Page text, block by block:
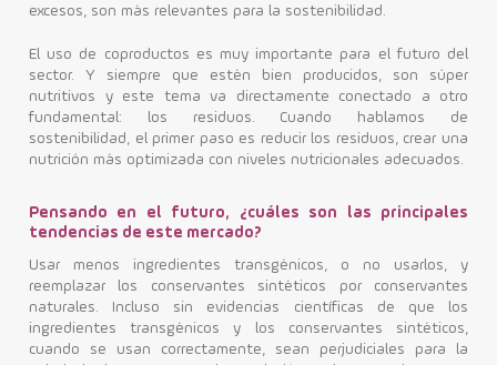
excesos, son más relevantes para la sostenibilidad.
El uso de coproductos es muy importante para el futuro del
sector. Y siempre que estén bien producidos, son súper
nutritivos y este tema va directamente conectado a otro
fundamental: los residuos. Cuando hablamos de
sostenibilidad, el primer paso es reducir los residuos, crear una
nutrición más optimizada con niveles nutricionales adecuados.
Pensando en el futuro, ¿cuáles son las principales
tendencias de este mercado?
Usar menos ingredientes transgénicos, o no usarlos, y
reemplazar los conservantes sintéticos por conservantes
naturales. Incluso sin evidencias científicas de que los
ingredientes transgénicos y los conservantes sintéticos,
cuando se usan correctamente, sean perjudiciales para la